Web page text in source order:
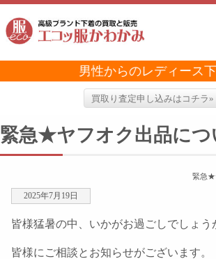
男性からのレディース
買取り査定申し込みはコチラ»
緊急★ヤフオク出品につ
緊急★
2025年7月19日
皆様猛暑の中、いかがお過ごしでしょう
皆様にご相談とお知らせがございます。